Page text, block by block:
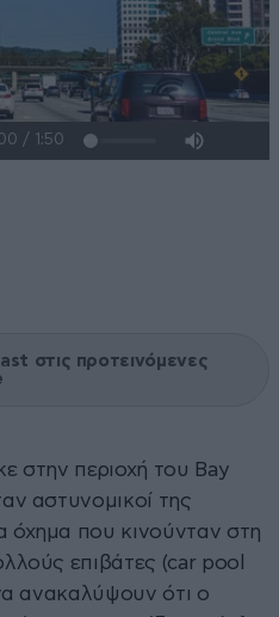
στις προτεινόμενες
στην περιοχή του Bay
αστυνομικοί της
όχημα που κινούνταν στη
επιβάτες (car pool
ανακαλύψουν ότι ο